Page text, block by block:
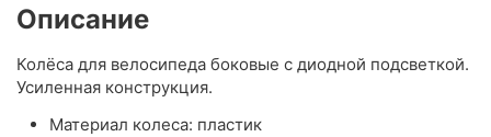
Описание
Колёса для велосипеда боковые с диодной подсветкой.
Усиленная конструкция.
Материал колеса: пластик